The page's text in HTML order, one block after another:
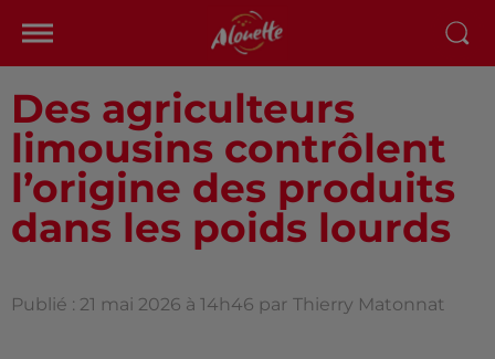
Des agriculteurs
limousins contrôlent
l’origine des produits
dans les poids lourds
Publié : 21 mai 2026 à 14h46 par Thierry Matonnat